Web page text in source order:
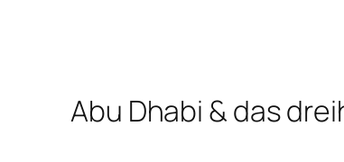
Abu Dhabi & das